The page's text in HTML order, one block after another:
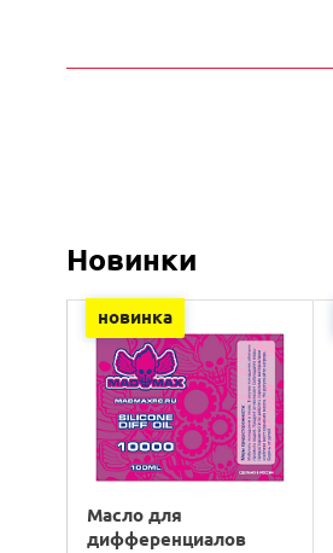
Новинки
новинка
Масло для
дифференциалов